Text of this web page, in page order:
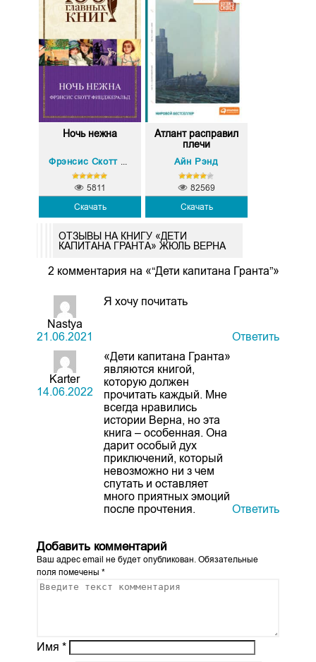
Ночь нежна
Фрэнсис Скотт Фицджеральд
Скачать
5811
Атлант расправил
плечи
Айн Рэнд
Скачать
82569
ОТЗЫВЫ НА КНИГУ «ДЕТИ
КАПИТАНА ГРАНТА» ЖЮЛЬ ВЕРНА
2 комментария на «“Дети капитана Гранта”»
Nastya
21.06.2021
Я хочу почитать
Ответить
Karter
14.06.2022
«Дети капитана Гранта»
являются книгой,
которую должен
прочитать каждый. Мне
всегда нравились
истории Верна, но эта
книга – особенная. Она
дарит особый дух
приключений, который
невозможно ни з чем
спутать и оставляет
много приятных эмоций
после прочтения.
Ответить
Добавить комментарий
Ваш адрес email не будет опубликован.Обязательные
поля помечены *
Имя *